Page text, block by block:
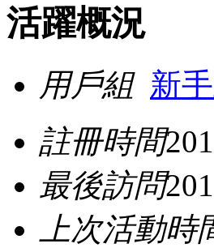
活躍概況
用戶組 新
註冊時間
最後訪問
上次活動時